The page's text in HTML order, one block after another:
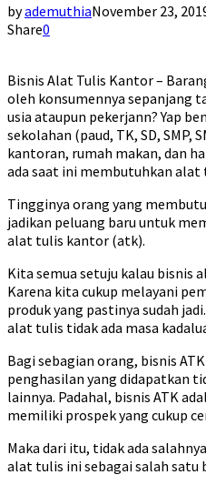
byademuthiaNovember 23,
Share0
Bisnis Alat Tulis Kantor –
oleh konsumennya sepanjang
usia ataupun pekerjann? Yap
sekolahan (paud, TK, SD, SMP,
kantoran, rumah makan, dan
ada saat ini membutuhkan alat
Tingginya orang yang
jadikan peluang baru untuk
alat tulis kantor (atk).
Kita semua setuju kalau bisnis
Karena kita cukup melayani
produk yang pastinya sudah
alat tulis tidak ada masa
Bagi sebagian orang, bisnis
penghasilan yang didapatkan
lainnya. Padahal, bisnis ATK
memiliki prospek yang cukup
Maka dari itu, tidak ada
alat tulis ini sebagai salah satu